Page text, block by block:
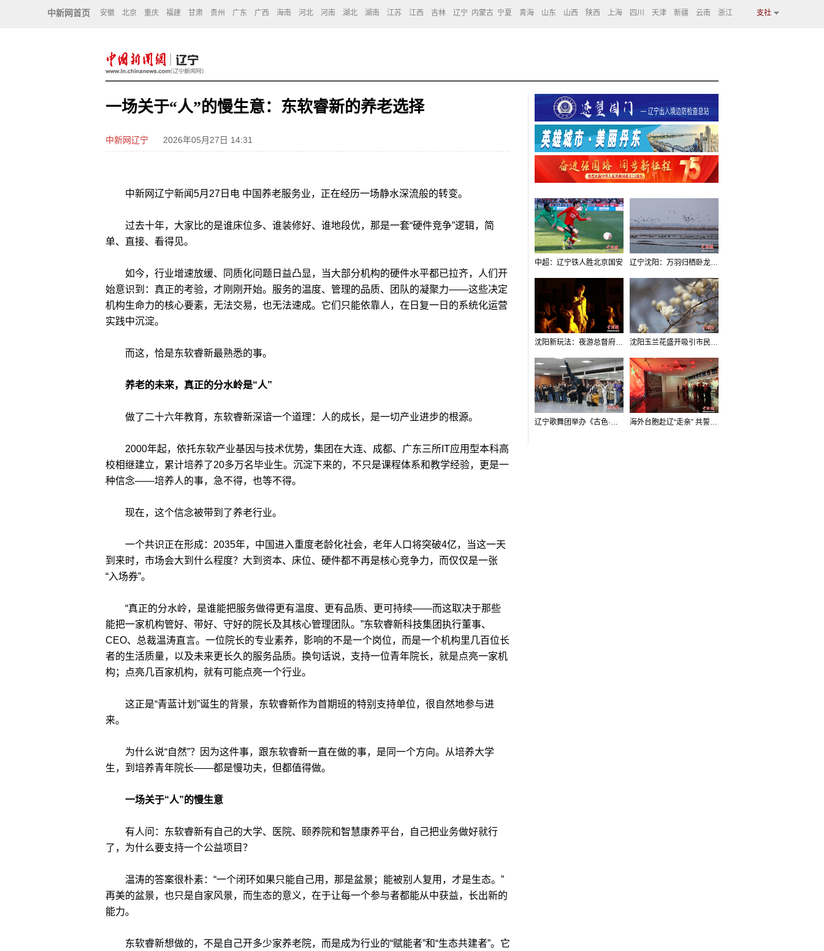
中新网首页 安徽 北京 重庆 福建 甘肃 贵州 广东 广西 海南 河北 河南 湖北 湖南 江苏 江西 吉林 辽宁 内蒙古 宁夏 青海 山东 山西 陕西 上海 四川 天津 新疆 云南 浙江 支社
一场关于“人”的慢生意：东软睿新的养老选择
中新网辽宁 2026年05月27日 14:31
中新网辽宁新闻5月27日电 中国养老服务业，正在经历一场静水深流般的转变。
过去十年，大家比的是谁床位多、谁装修好、谁地段优，那是一套“硬件竞争”逻辑，简
单、直接、看得见。
如今，行业增速放缓、同质化问题日益凸显，当大部分机构的硬件水平都已拉齐，人们开
始意识到：真正的考验，才刚刚开始。服务的温度、管理的品质、团队的凝聚力——这些决定
机构生命力的核心要素，无法交易，也无法速成。它们只能依靠人，在日复一日的系统化运营
实践中沉淀。
而这，恰是东软睿新最熟悉的事。
养老的未来，真正的分水岭是“人”
做了二十六年教育，东软睿新深谙一个道理：人的成长，是一切产业进步的根源。
2000年起，依托东软产业基因与技术优势，集团在大连、成都、广东三所IT应用型本科高
校相继建立，累计培养了20多万名毕业生。沉淀下来的，不只是课程体系和教学经验，更是一
种信念——培养人的事，急不得，也等不得。
现在，这个信念被带到了养老行业。
一个共识正在形成：2035年，中国进入重度老龄化社会，老年人口将突破4亿，当这一天
到来时，市场会大到什么程度？大到资本、床位、硬件都不再是核心竞争力，而仅仅是一张
“入场券”。
“真正的分水岭，是谁能把服务做得更有温度、更有品质、更可持续——而这取决于那些
能把一家机构管好、带好、守好的院长及其核心管理团队。”东软睿新科技集团执行董事、
CEO、总裁温涛直言。一位院长的专业素养，影响的不是一个岗位，而是一个机构里几百位长
者的生活质量，以及未来更长久的服务品质。换句话说，支持一位青年院长，就是点亮一家机
构；点亮几百家机构，就有可能点亮一个行业。
这正是“青蓝计划”诞生的背景，东软睿新作为首期班的特别支持单位，很自然地参与进
来。
为什么说“自然”？因为这件事，跟东软睿新一直在做的事，是同一个方向。从培养大学
生，到培养青年院长——都是慢功夫，但都值得做。
一场关于“人”的慢生意
有人问：东软睿新有自己的大学、医院、颐养院和智慧康养平台，自己把业务做好就行
了，为什么要支持一个公益项目？
温涛的答案很朴素：“一个闭环如果只能自己用，那是盆景；能被别人复用，才是生态。”
再美的盆景，也只是自家风景，而生态的意义，在于让每一个参与者都能从中获益，长出新的
能力。
东软睿新想做的，不是自己开多少家养老院，而是成为行业的“赋能者”和“生态共建者”。它
中超：辽宁铁人胜北京国安 辽宁沈阳：万羽归栖卧龙湖看群鸟齐飞
沈阳新玩法：夜游总督府，当一回“赴宴者” 沈阳玉兰花盛开吸引市民打卡
辽宁歌舞团举办《古色·国宝辽宁》排练开放日活动 海外台胞赴辽“走亲” 共誓“和平初心”